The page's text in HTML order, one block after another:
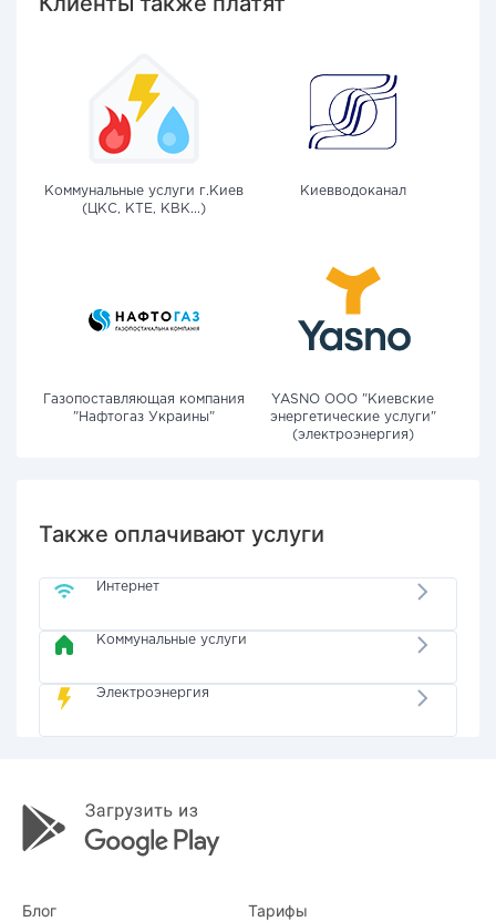
Коммунальные услуги г.Киев
(ЦКС, КТЕ, КВК...)
Киевводоканал
Газопоставляющая компания
"Нафтогаз Украины"
YASNO OOO "Киевские
энергетические услуги"
(электроэнергия)
Также оплачивают услуги
Интернет
Коммунальные услуги
Электроэнергия
Блог Тарифы